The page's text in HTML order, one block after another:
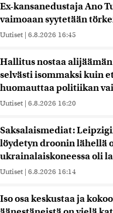
Ex-kansanedustaja Ano
vaimoaan syytetään
Uutiset | 6.8.2026 16:45
Hallitus nostaa
selvästi isommaksi kuin
huomauttaa politiikan
Uutiset | 6.8.2026 16:20
Saksalaismediat:
löydetyn droonin lähellä
ukrainalaiskoneessa oli
Uutiset | 6.8.2026 16:14
Iso osa keskustaa ja